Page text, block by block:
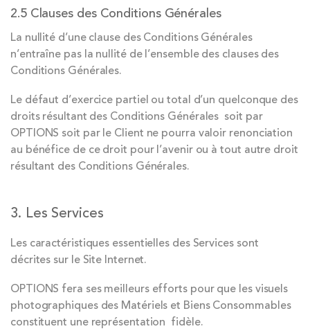
2.5 Clauses des Conditions Générales
La nullité d’une clause des Conditions Générales
n’entraîne pas la nullité de l’ensemble des clauses des
Conditions Générales.
Le défaut d’exercice partiel ou total d’un quelconque des
droits résultant des Conditions Générales soit par
OPTIONS soit par le Client ne pourra valoir renonciation
au bénéfice de ce droit pour l’avenir ou à tout autre droit
résultant des Conditions Générales.
3. Les Services
Les caractéristiques essentielles des Services sont
décrites sur le Site Internet.
OPTIONS fera ses meilleurs efforts pour que les visuels
photographiques des Matériels et Biens Consommables
constituent une représentation fidèle.